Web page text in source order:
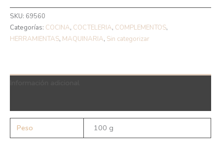
SKU: 69560
Categorías: COCINA, COCTELERIA, COMPLEMENTOS,
HERRAMIENTAS, MAQUINARIA, Sin categorizar
Peso 100 g